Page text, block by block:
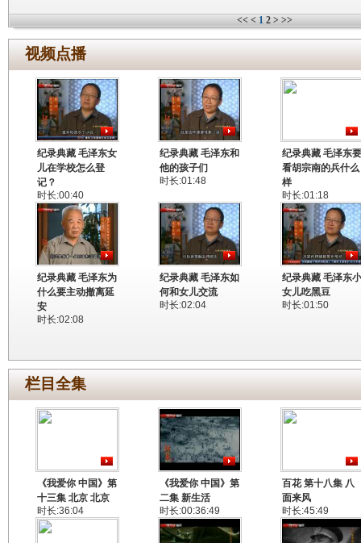
<< < 1 2 > >>
视频点播
纪录典藏 毛泽东女
儿在学校怎么登
记？
时长:00:40
纪录典藏 毛泽东和
他的孩子们
时长:01:48
纪录典藏 毛泽东要
看胡宗南的兵什么
样
时长:01:18
纪录典藏 毛泽东为
什么要主动撤离延
安
时长:02:08
纪录典藏 毛泽东如
何和女儿交流
时长:02:04
纪录典藏 毛泽东小
女儿吃黑豆
时长:01:50
栏目全集
《我爱你 中国》第
十三集 北京 北京
时长:36:04
《我爱你 中国》第
二集 新生活
时长:00:36:49
百花 第十八集 八
面来风
时长:45:49